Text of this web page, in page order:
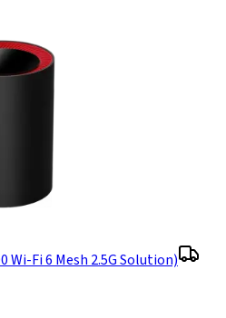
Wi-Fi 6 Mesh 2.5G Solution)